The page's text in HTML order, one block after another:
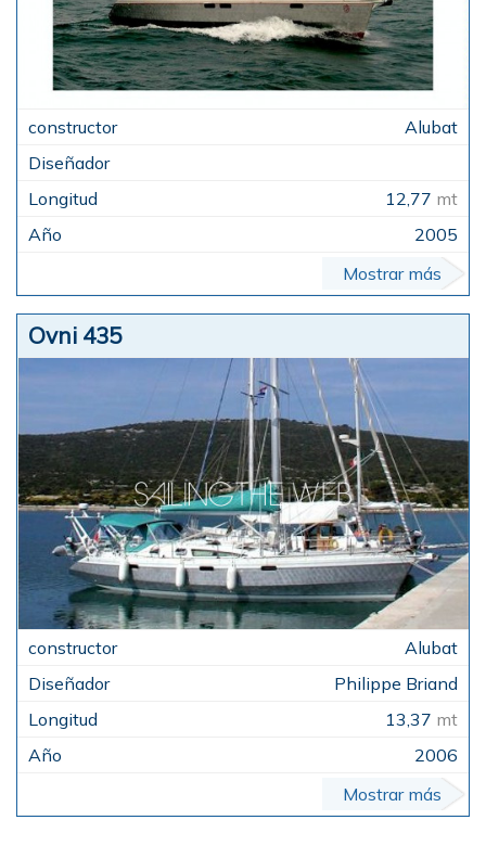
Alubat
12,77 mt
2005
Mostrar más
Ovni 435
Alubat
Philippe Briand
13,37 mt
2006
Mostrar más